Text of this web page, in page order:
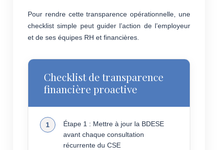
Pour rendre cette transparence opérationnelle, une
checklist simple peut guider l’action de l’employeur
et de ses équipes RH et financières.
Checklist de transparence
financière proactive
Étape 1 : Mettre à jour la BDESE
avant chaque consultation
récurrente du CSE